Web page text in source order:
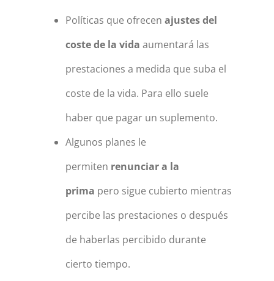
Políticas que ofrecen ajustes del
coste de la vida aumentará las
prestaciones a medida que suba el
coste de la vida. Para ello suele
haber que pagar un suplemento.
Algunos planes le
permiten renunciar a la
prima pero sigue cubierto mientras
percibe las prestaciones o después
de haberlas percibido durante
cierto tiempo.